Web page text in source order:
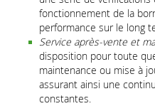
fonctionnement de la
performance sur le long
Service après-vente et
disposition pour toute
maintenance ou mise à
assurant ainsi une
constantes.